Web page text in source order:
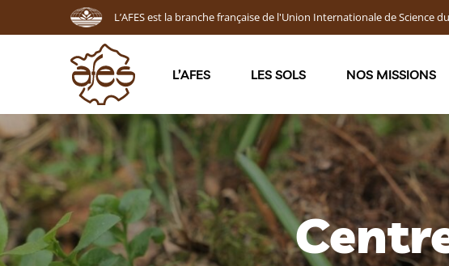
L’AFES est la branche française de l'Union Internationale de Science
L’AFES LES SOLS NOS MISSIONS